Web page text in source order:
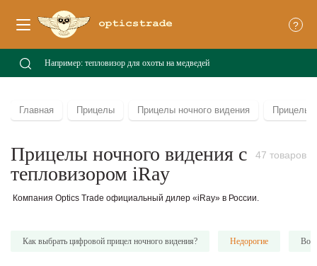
?
Главная Прицелы Прицелы ночного видения Прицелы
Прицелы ночного видения с
тепловизором iRay
47 товаров
Компания Optics Trade официальный дилер «iRay» в России.
Как выбрать цифровой прицел ночного видения? Недорогие